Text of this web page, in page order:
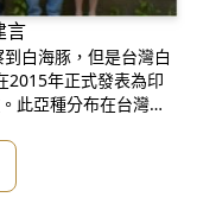
言
白海豚，但是台灣白
2015年正式發表為印
此亞種分布在台灣西
白海豚於大型河口區
也曾經於水深一米處
水深超過二十米的水
圍北起桃園大潭，